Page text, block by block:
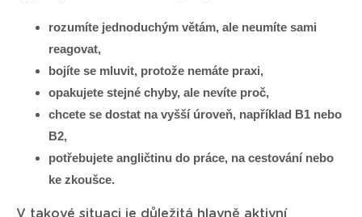
rozumíte jednoduchým větám, ale neumíte sami
reagovat,
bojíte se mluvit, protože nemáte praxi,
opakujete stejné chyby, ale nevíte proč,
chcete se dostat na vyšší úroveň, například B1 nebo
B2,
potřebujete angličtinu do práce, na cestování nebo
ke zkoušce.
V takové situaci je důležitá hlavně aktivní